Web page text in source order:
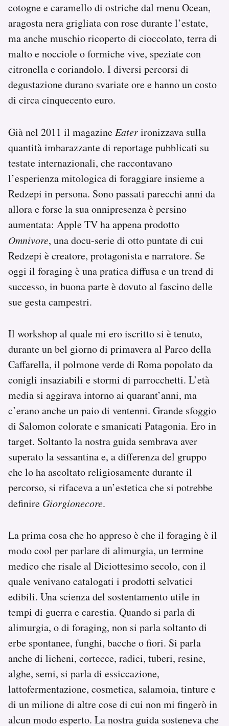
cotogne e caramello di ostriche dal menu Ocean,
aragosta nera grigliata con rose durante l’estate,
ma anche muschio ricoperto di cioccolato, terra di
malto e nocciole o formiche vive, speziate con
citronella e coriandolo. I diversi percorsi di
degustazione durano svariate ore e hanno un costo
di circa cinquecento euro.
Già nel 2011 il magazineEaterironizzava sulla
quantità imbarazzante di reportage pubblicati su
testate internazionali, che raccontavano
l’esperienza mitologica di foraggiare insieme a
Redzepi in persona. Sono passati parecchi anni da
allora e forse la sua onnipresenza è persino
aumentata: Apple TV ha appena prodotto
Omnivore, una docu-serie di otto puntate di cui
Redzepi è creatore, protagonista e narratore. Se
oggi il foraging è una pratica diffusa e un trend di
successo, in buona parte è dovuto al fascino delle
sue gesta campestri.
Il workshop al quale mi ero iscritto si è tenuto,
durante un bel giorno di primavera al Parco della
Caffarella, il polmone verde di Roma popolato da
conigli insaziabili e stormi di parrocchetti. L’età
media si aggirava intorno ai quarant’anni, ma
c’erano anche un paio di ventenni. Grande sfoggio
di Salomon colorate e smanicati Patagonia. Ero in
target. Soltanto la nostra guida sembrava aver
superato la sessantina e, a differenza del gruppo
che lo ha ascoltato religiosamente durante il
percorso, si rifaceva a un’estetica che si potrebbe
definire Giorgionecore.
La prima cosa che ho appreso è che il foraging è il
modo cool per parlare di alimurgia, un termine
medico che risale al Diciottesimo secolo, con il
quale venivano catalogati i prodotti selvatici
edibili. Una scienza del sostentamento utile in
tempi di guerra e carestia. Quando si parla di
alimurgia, o di foraging, non si parla soltanto di
erbe spontanee, funghi, bacche o fiori. Si parla
anche di licheni, cortecce, radici, tuberi, resine,
alghe, semi, si parla di essiccazione,
lattofermentazione, cosmetica, salamoia, tinture e
di un milione di altre cose di cui non mi fingerò in
alcun modo esperto. La nostra guida sosteneva che